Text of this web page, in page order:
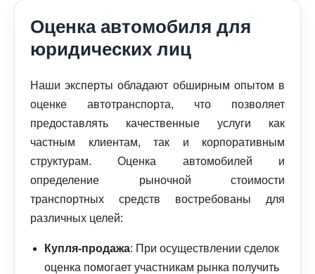
Оценка автомобиля для
юридических лиц
Наши эксперты обладают обширным опытом в
оценке автотранспорта, что позволяет
предоставлять качественные услуги как
частным клиентам, так и корпоративным
структурам. Оценка автомобилей и
определение рыночной стоимости
транспортных средств востребованы для
различных целей:
Купля-продажа: При осуществлении сделок
оценка помогает участникам рынка получить